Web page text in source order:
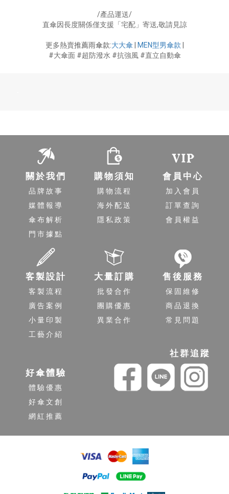
/產品運送/
直傘因長度關係僅支援「宅配」寄送,敬請見諒
更多熱賣推薦雨傘款:大大傘 MEN型男傘款
#大傘面 #超防潑水 #抗強風 #直立自動傘
關於我們
品牌故事
媒體報導
傘布解析
門市據點
購物須知
購物流程
海外配送
隱私政策
會員中心
加入會員
訂單查詢
會員權益
客製設計
客製流程
廣告案例
小量印製
工藝介紹
大量訂購
批發合作
團購優惠
異業合作
售後服務
保固維修
商品退換
常見問題
好傘體驗
體驗優惠
好傘文創
網紅推薦
社群追蹤